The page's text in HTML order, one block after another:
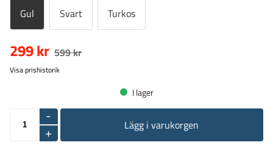
Gul Svart Turkos
299 kr 599 kr
Visa prishistorik
I lager
-
+
Lägg i varukorgen